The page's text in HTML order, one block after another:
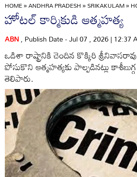
HOME»ANDHRA PRADESH»SRIKAKULAM»
హోటల్‌ కార్మికుడి ఆత్మహత్య
ABN, Publish Date - Jul 07 , 2026 | 12:37
ఒడిశా రాష్ట్రానికి చెందిన కొక్కిరి
పోసుకొని ఆత్మహత్యకు పాల్పడినట్లు
తెలిపారు.